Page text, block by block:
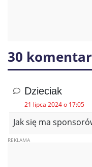
30
Dzieciak
21 lipca 2024 o 17:05
Jak się ma